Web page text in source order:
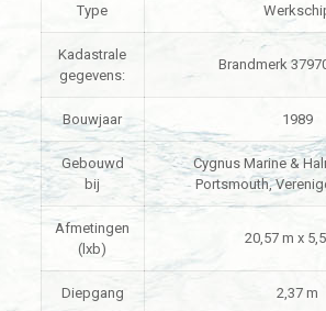
Type
Kadastrale
gegevens:
Brandmerk
Bouwjaar 1989
Gebouwd
bij
Cygnus Marine &
Portsmouth,
Afmetingen
(lxb)
20,57 m x
Diepgang 2,37 m